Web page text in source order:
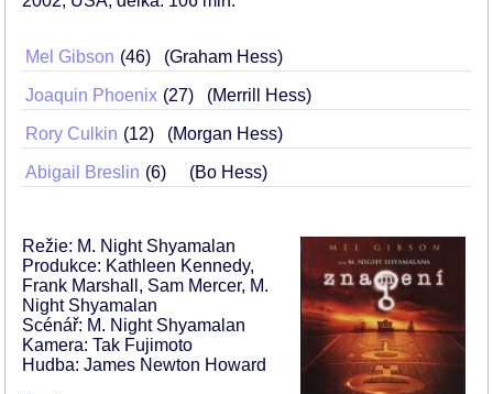
Mel Gibson 46 (Graham Hess)
Joaquin Phoenix 27 (Merrill Hess)
Rory Culkin 12 (Morgan Hess)
Abigail Breslin 6 (Bo Hess)
Režie: M. Night Shyamalan
Produkce: Kathleen Kennedy,
Frank Marshall, Sam Mercer, M.
Night Shyamalan
Scénář: M. Night Shyamalan
Kamera: Tak Fujimoto
Hudba: James Newton Howard